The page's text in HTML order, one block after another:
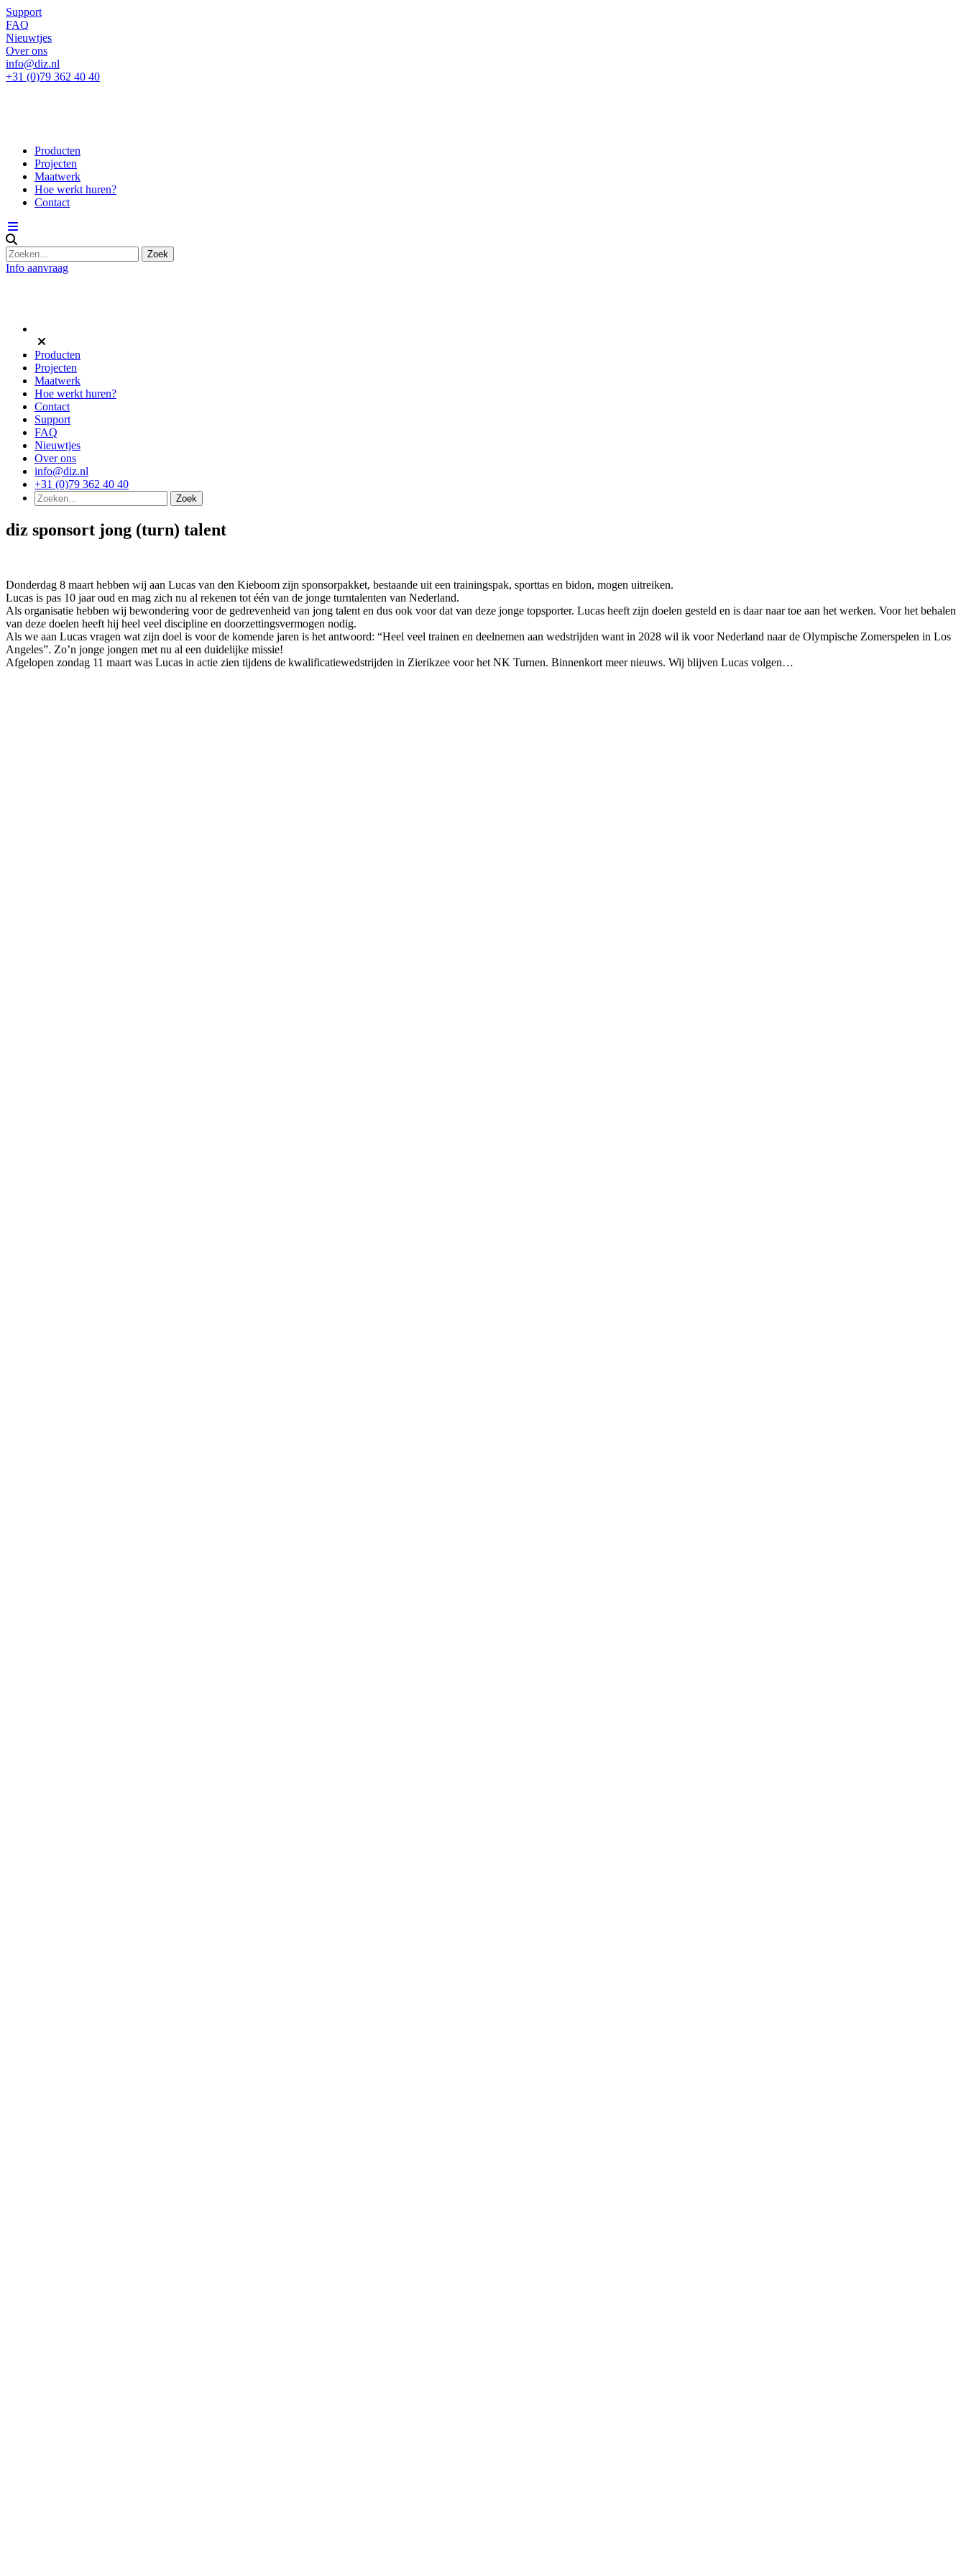
Support
FAQ
Nieuwtjes
Over ons
info@diz.nl
+31 (0)79 362 40 40
Producten
Projecten
Maatwerk
Hoe werkt huren?
Contact
Info aanvraag
Producten
Projecten
Maatwerk
Hoe werkt huren?
Contact
Support
FAQ
Nieuwtjes
Over ons
info@diz.nl
+31 (0)79 362 40 40
diz sponsort jong (turn) talent
Donderdag 8 maart hebben wij aan Lucas van den Kieboom zijn sponsorpakket, bestaande uit een trainingspak, sporttas en bidon, mogen uitreiken.
Lucas is pas 10 jaar oud en mag zich nu al rekenen tot één van de jonge turntalenten van Nederland.
Als organisatie hebben wij bewondering voor de gedrevenheid van jong talent en dus ook voor dat van deze jonge topsporter. Lucas heeft zijn doelen gesteld en is daar naar toe aan het werken. Voor het behalen
van deze doelen heeft hij heel veel discipline en doorzettingsvermogen nodig.
Als we aan Lucas vragen wat zijn doel is voor de komende jaren is het antwoord: “Heel veel trainen en deelnemen aan wedstrijden want in 2028 wil ik voor Nederland naar de Olympische Zomerspelen in Los
Angeles”. Zo’n jonge jongen met nu al een duidelijke missie!
Afgelopen zondag 11 maart was Lucas in actie zien tijdens de kwalificatiewedstrijden in Zierikzee voor het NK Turnen. Binnenkort meer nieuws. Wij blijven Lucas volgen…